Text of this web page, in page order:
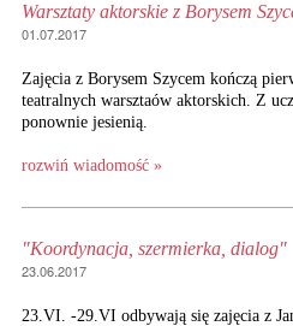
Warsztaty aktorskie z Borysem
01.07.2017
Zajęcia z Borysem Szycem kończą
teatralnych warsztaów aktorskich. Z
ponownie jesienią.
rozwiń wiadomość »
"Koordynacja, szermierka, dialog"
23.06.2017
23.VI. -29.VI odbywają się zajęcia z